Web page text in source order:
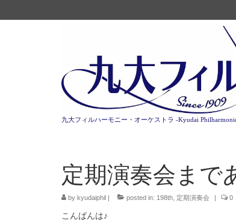
九大フィルハーモニー・オーケストラ -Kyudai
定期演奏会まで
by kyudaiphil | posted in: 198th 定期演奏会 | 0
こんばんは♪